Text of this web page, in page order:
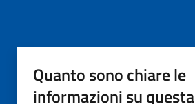
Quanto sono chiare le
informazioni su questa